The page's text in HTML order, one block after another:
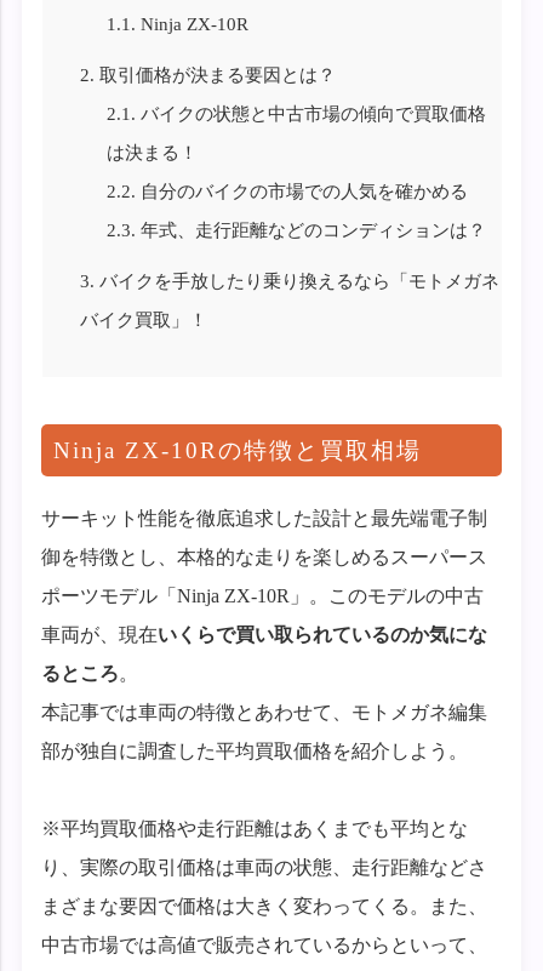
1.1. Ninja ZX-10R
2. 取引価格が決まる要因とは？
2.1. バイクの状態と中古市場の傾向で買取価格
は決まる！
2.2. 自分のバイクの市場での人気を確かめる
2.3. 年式、走行距離などのコンディションは？
3. バイクを手放したり乗り換えるなら「モトメガネ
バイク買取」！
Ninja ZX-10Rの特徴と買取相場
サーキット性能を徹底追求した設計と最先端電子制
御を特徴とし、本格的な走りを楽しめるスーパース
ポーツモデル「Ninja ZX-10R」。このモデルの中古
車両が、現在いくらで買い取られているのか気にな
るところ。
本記事では車両の特徴とあわせて、モトメガネ編集
部が独自に調査した平均買取価格を紹介しよう。
※平均買取価格や走行距離はあくまでも平均とな
り、実際の取引価格は車両の状態、走行距離などさ
まざまな要因で価格は大きく変わってくる。また、
中古市場では高値で販売されているからといって、